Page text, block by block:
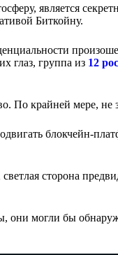
является
Биткойну.
глаз, группа из 12
По крайней мере,
блокчейн-
сторона
могли бы